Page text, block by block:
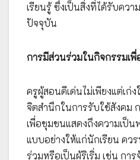
เรียนรู้ ซึ่งเป็นสิ่งที่ได้รับคว
ปัจจุบัน
การมีส่วนร่วมในกิจกรรมเพื่
ครูผู้สอนดีเด่นไม่เพียงแต่เก่
จิตสำนึกในการรับใช้สังคม
เพื่อชุมชนแสดงถึงความเป็น
แบบอย่างให้แก่นักเรียน คว
ร่วมหรือเป็นผู้ริเริ่ม เช่น กา